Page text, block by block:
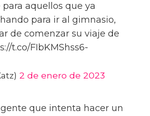
aquellos que ya
para ir al gimnasio,
de comenzar su viaje de
t.co/FIbKMShss6-
2 de enero de 2023
que intenta hacer un